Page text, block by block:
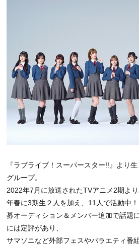
『ラブライブ！スーパースター!!』より
グループ。
2022年7⽉に放送されたTVアニメ2期よ
年春に3期生２人を加え、11人で活動中
募オーディション＆メンバー追加で話題
には定評があり、
サマソニなど外部フェスやバラエティ番